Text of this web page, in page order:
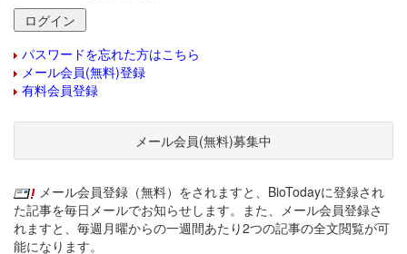
パスワードを忘れた方はこちら
メール会員(無料)登録
有料会員登録
メール会員(無料)募集中
メール会員登録（無料）をされますと、BioTodayに登録され
た記事を毎日メールでお知らせします。また、メール会員登録さ
れますと、毎週月曜からの一週間あたり2つの記事の全文閲覧が可
能になります。